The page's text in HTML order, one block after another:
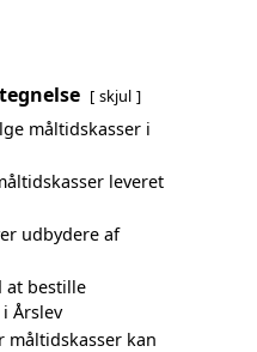
skjul
måltidskasser i
leveret
udbydere af
at bestille
Årslev
måltidskasser kan